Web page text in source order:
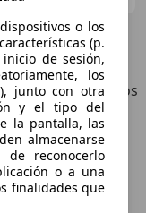
E 280
sobre vehículos
o los
(p.
de sesión,
los
junto con otra
y el tipo del
la pantalla, las
almacenarse
reconocerlo
o a una
finalidades que